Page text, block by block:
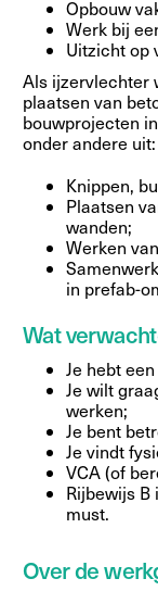
Opbouw
Werk bij
Uitzicht op
Als ijzervlechter
plaatsen van
bouwprojecten
onder andere uit:
Knippen,
Plaatsen
wanden;
Werken
in prefab-
Wat
Je hebt
Je wilt
werken;
Je bent
Je vindt
VCA (of
Rijbewijs B
must.
Over de